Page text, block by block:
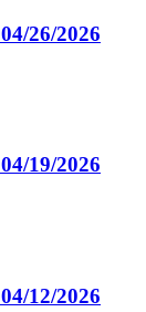
26/2026
19/2026
12/2026